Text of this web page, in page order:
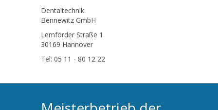
Dentaltechnik
Bennewitz GmbH
Lemförder Straße 1
30169 Hannover
Tel: 05 11 - 80 12 22